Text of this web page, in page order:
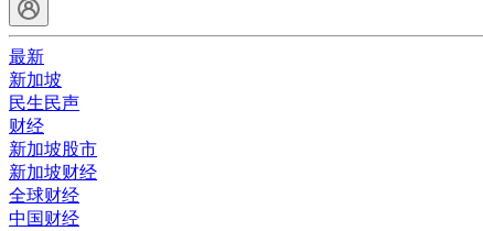
最新
新加坡
民生民声
财经
新加坡股市
新加坡财经
全球财经
中国财经